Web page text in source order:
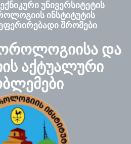
უნივერსიტეტის
ინსტიტუტის
შრომები
და
აქტუალური